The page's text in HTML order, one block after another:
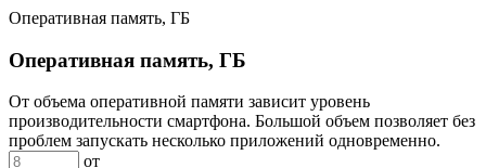
Оперативная память, ГБ
Оперативная память, ГБ
От объема оперативной памяти зависит уровень
производительности смартфона. Большой объем позволяет без
проблем запускать несколько приложений одновременно.
от